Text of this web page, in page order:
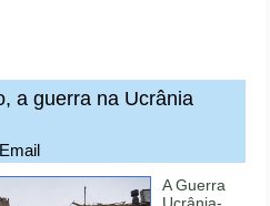
a guerra na Ucrânia
Email
A Guerra